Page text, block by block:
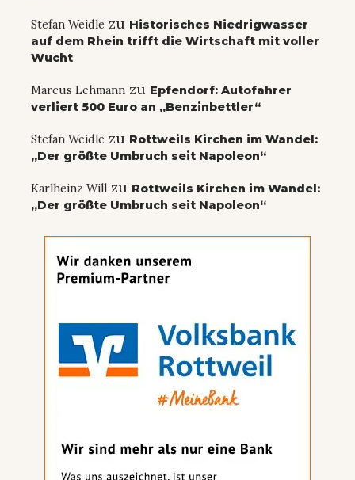
Stefan Weidle zu Historisches Niedrigwasser
auf dem Rhein trifft die Wirtschaft mit voller
Wucht
Marcus Lehmann zu Epfendorf: Autofahrer
verliert 500 Euro an „Benzinbettler“
Stefan Weidle zu Rottweils Kirchen im Wandel:
„Der größte Umbruch seit Napoleon“
Karlheinz Will zu Rottweils Kirchen im Wandel:
„Der größte Umbruch seit Napoleon“